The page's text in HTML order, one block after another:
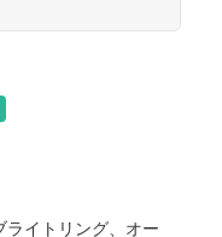
ライトリング、オー